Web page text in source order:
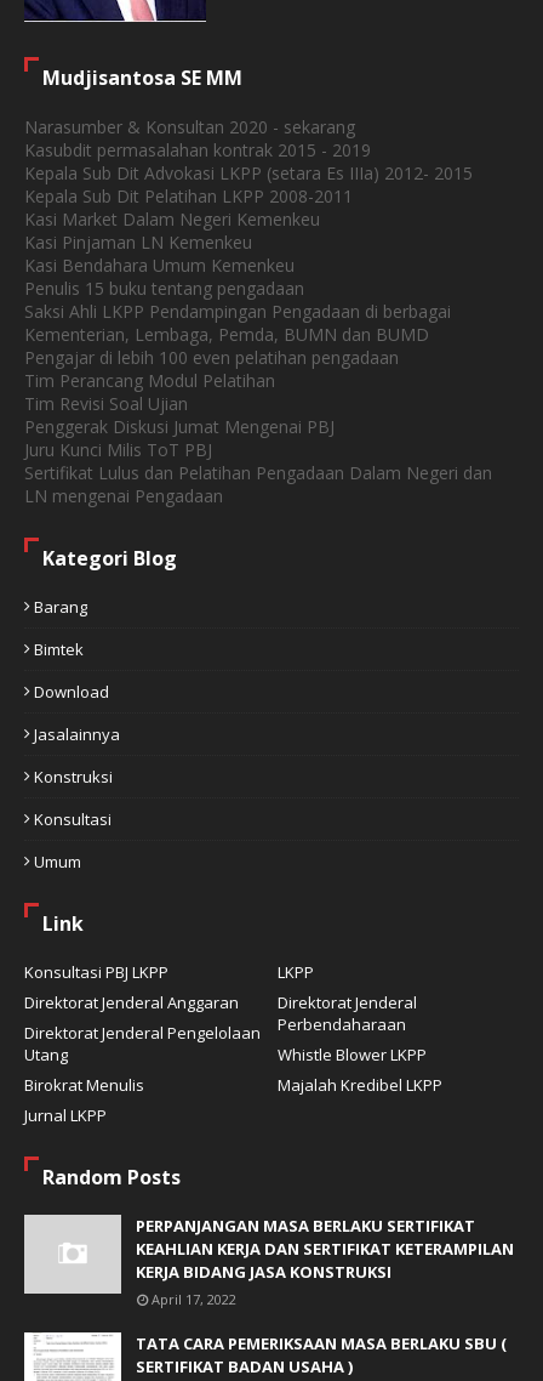
Mudjisantosa SE MM
Narasumber & Konsultan 2020 - sekarang
Kasubdit permasalahan kontrak 2015 - 2019
Kepala Sub Dit Advokasi LKPP (setara Es IIIa) 2012- 2015
Kepala Sub Dit Pelatihan LKPP 2008-2011
Kasi Market Dalam Negeri Kemenkeu
Kasi Pinjaman LN Kemenkeu
Kasi Bendahara Umum Kemenkeu
Penulis 15 buku tentang pengadaan
Saksi Ahli LKPP Pendampingan Pengadaan di berbagai
Kementerian, Lembaga, Pemda, BUMN dan BUMD
Pengajar di lebih 100 even pelatihan pengadaan
Tim Perancang Modul Pelatihan
Tim Revisi Soal Ujian
Penggerak Diskusi Jumat Mengenai PBJ
Juru Kunci Milis ToT PBJ
Sertifikat Lulus dan Pelatihan Pengadaan Dalam Negeri dan
LN mengenai Pengadaan
Kategori Blog
Barang
Bimtek
Download
Jasalainnya
Konstruksi
Konsultasi
Umum
Link
Konsultasi PBJ LKPP
LKPP
Direktorat Jenderal Anggaran
Direktorat Jenderal
Perbendaharaan
Direktorat Jenderal Pengelolaan
Utang
Whistle Blower LKPP
Birokrat Menulis
Majalah Kredibel LKPP
Jurnal LKPP
Random Posts
PERPANJANGAN MASA BERLAKU SERTIFIKAT
KEAHLIAN KERJA DAN SERTIFIKAT KETERAMPILAN
KERJA BIDANG JASA KONSTRUKSI
April 17, 2022
TATA CARA PEMERIKSAAN MASA BERLAKU SBU (
SERTIFIKAT BADAN USAHA )